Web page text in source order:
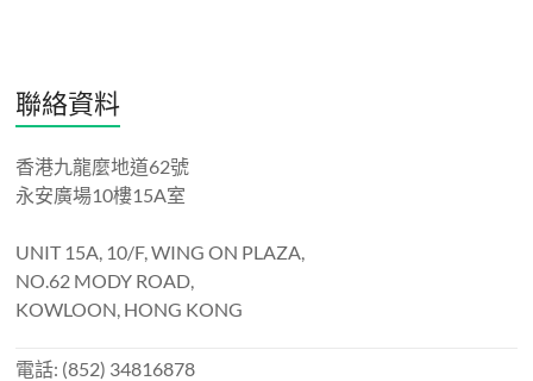
聯絡資料
香港九龍麼地道62號
永安廣場10樓15A室
UNIT 15A, 10/F, WING ON PLAZA,
NO.62 MODY ROAD,
KOWLOON, HONG KONG
電話: (852) 34816878